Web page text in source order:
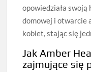
opowiedziała
domowej i otwarcie
kobiet, stając się
Jak Amber
zajmujące się